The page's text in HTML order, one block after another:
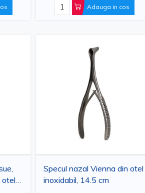
Adauga in cos
otel
Specul nazal Vienna din otel
inoxidabil, 14.5 cm